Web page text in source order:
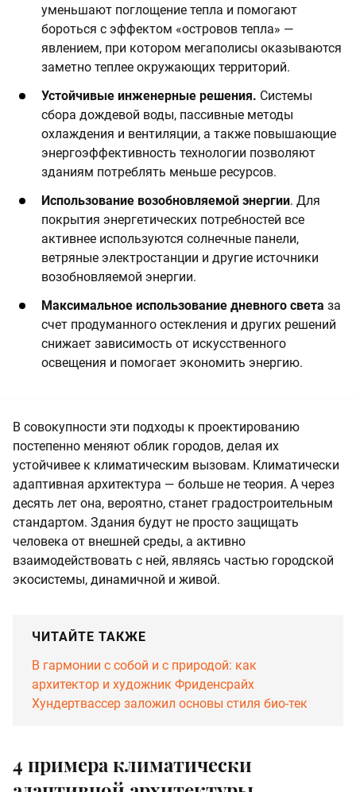
уменьшают поглощение тепла и помогают
бороться с эффектом «островов тепла» —
явлением, при котором мегаполисы оказываются
заметно теплее окружающих территорий.
Устойчивые инженерные решения. Системы
сбора дождевой воды, пассивные методы
охлаждения и вентиляции, а также повышающие
энергоэффективность технологии позволяют
зданиям потреблять меньше ресурсов.
Использование возобновляемой энергии. Для
покрытия энергетических потребностей все
активнее используются солнечные панели,
ветряные электростанции и другие источники
возобновляемой энергии.
Максимальное использование дневного света за
счет продуманного остекления и других решений
снижает зависимость от искусственного
освещения и помогает экономить энергию.
В совокупности эти подходы к проектированию
постепенно меняют облик городов, делая их
устойчивее к климатическим вызовам. Климатически
адаптивная архитектура — больше не теория. А через
десять лет она, вероятно, станет градостроительным
стандартом. Здания будут не просто защищать
человека от внешней среды, а активно
взаимодействовать с ней, являясь частью городской
экосистемы, динамичной и живой.
ЧИТАЙТЕ ТАКЖЕ
В гармонии с собой и с природой: как
архитектор и художник Фриденсрайх
Хундертвассер заложил основы стиля био-тек
4 примера климатически